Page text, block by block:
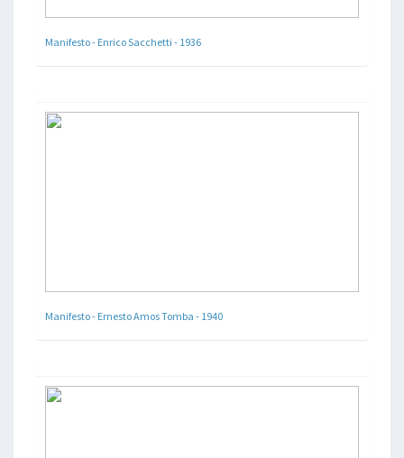
Manifesto - Enrico Sacchetti - 1936
Manifesto - Ernesto Amos Tomba - 1940